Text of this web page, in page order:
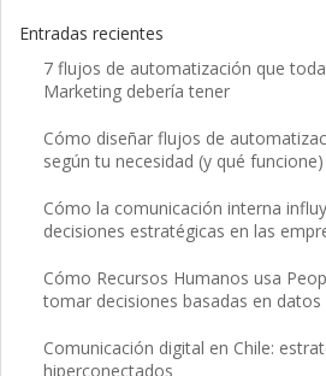
Entradas recientes
7 flujos de automatización que
Marketing debería tener
Cómo diseñar flujos de
según tu necesidad (y qué funcione)
Cómo la comunicación interna
decisiones estratégicas en las
Cómo Recursos Humanos usa
tomar decisiones basadas en datos
Comunicación digital en Chile:
hiperconectados